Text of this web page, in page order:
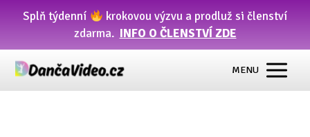
Splň týdenní
krokovou výzvu a prodluž si členství
zdarma. INFO O ČLENSTVÍ ZDE
MENU